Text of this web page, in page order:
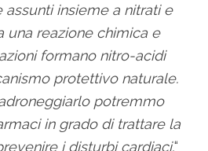
assunti insieme a nitrati e
una reazione chimica e
formano nitro-acidi
protettivo naturale.
potremmo
in grado di trattare la
i disturbi cardiaci.“